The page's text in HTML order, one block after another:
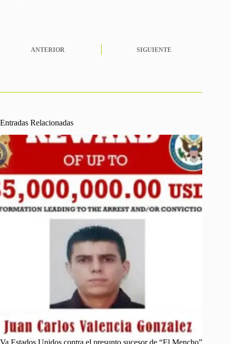
ANTERIOR SIGUIENTE
Entradas Relacionadas
Va Estados Unidos contra el presunto sucesor de “El Mencho”